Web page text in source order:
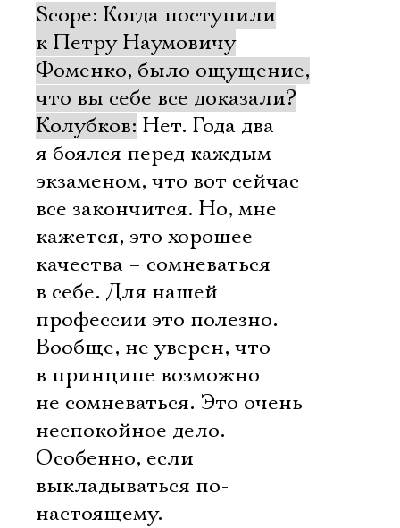
Scope: Когда поступили
к Петру Наумовичу
Фоменко, было ощущение,
что вы себе все доказали?
Колубков: Нет. Года два
я боялся перед каждым
экзаменом, что вот сейчас
все закончится. Но, мне
кажется, это хорошее
качества – сомневаться
в себе. Для нашей
профессии это полезно.
Вообще, не уверен, что
в принципе возможно
не сомневаться. Это очень
неспокойное дело.
Особенно, если
выкладываться по-
настоящему.